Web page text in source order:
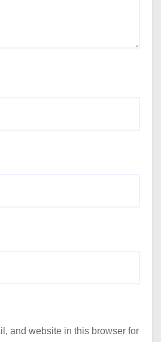
and website in this browser for